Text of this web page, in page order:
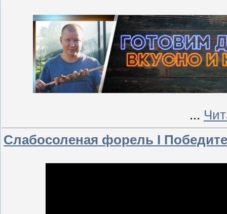
...
Слабосоленая форель I